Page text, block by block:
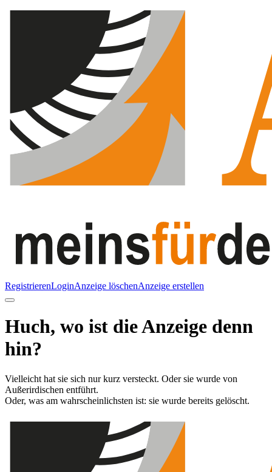
RegistrierenLoginAnzeige löschenAnzeige erstellen
Huch, wo ist die Anzeige denn
hin?
Vielleicht hat sie sich nur kurz versteckt. Oder sie wurde von
Außerirdischen entführt.
Oder, was am wahrscheinlichsten ist: sie wurde bereits gelöscht.